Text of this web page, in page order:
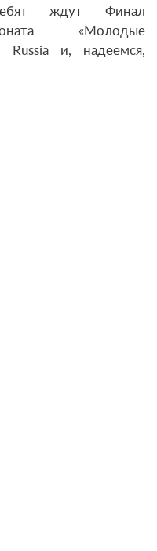
ждут Финал
«Молодые
Russia и, надеемся,